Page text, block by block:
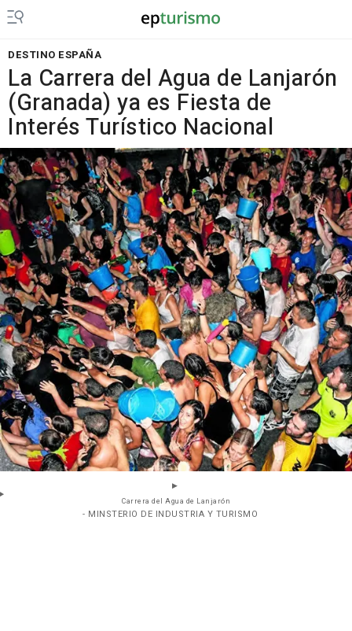
DESTINO ESPAÑA
La Carrera del Agua de Lanjarón
(Granada) ya es Fiesta de
Interés Turístico Nacional
Carrera del Agua de Lanjarón
- MINSTERIO DE INDUSTRIA Y TURISMO